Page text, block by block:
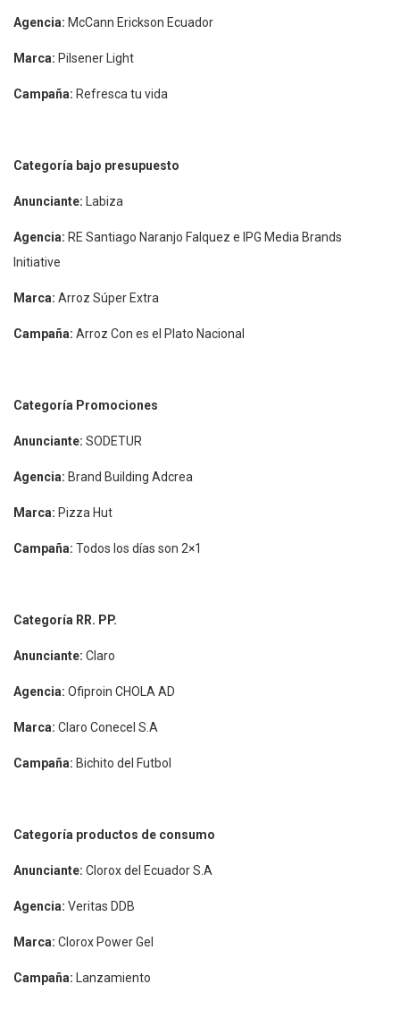
Agencia: McCann Erickson Ecuador
Marca: Pilsener Light
Campaña: Refresca tu vida
Categoría bajo presupuesto
Anunciante: Labiza
Agencia: RE Santiago Naranjo Falquez e IPG Media Brands
Initiative
Marca: Arroz Súper Extra
Campaña: Arroz Con es el Plato Nacional
Categoría Promociones
Anunciante: SODETUR
Agencia: Brand Building Adcrea
Marca: Pizza Hut
Campaña: Todos los días son 2×1
Categoría RR. PP.
Anunciante: Claro
Agencia: Ofiproin CHOLA AD
Marca: Claro Conecel S.A
Campaña: Bichito del Futbol
Categoría productos de consumo
Anunciante: Clorox del Ecuador S.A
Agencia: Veritas DDB
Marca: Clorox Power Gel
Campaña: Lanzamiento